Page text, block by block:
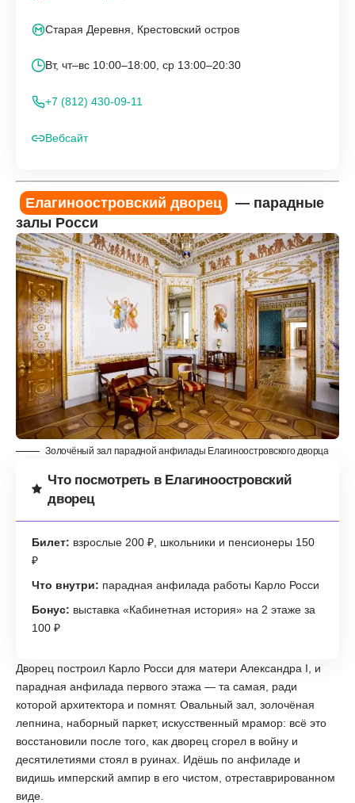
Старая Деревня, Крестовский остров
Вт, чт–вс 10:00–18:00, ср 13:00–20:30
+7 (812) 430-09-11
Вебсайт
Елагиноостровский дворец
— парадные
залы Росси
Золочёный зал парадной анфилады Елагиноостровского дворца
Что посмотреть в Елагиноостровский
дворец
Билет: взрослые 200 ₽, школьники и пенсионеры 150
₽
Что внутри: парадная анфилада работы Карло Росси
Бонус: выставка «Кабинетная история» на 2 этаже за
100 ₽
Дворец построил Карло Росси для матери Александра I, и
парадная анфилада первого этажа — та самая, ради
которой архитектора и помнят. Овальный зал, золочёная
лепнина, наборный паркет, искусственный мрамор: всё это
восстановили после того, как дворец сгорел в войну и
десятилетиями стоял в руинах. Идёшь по анфиладе и
видишь имперский ампир в его чистом, отреставрированном
виде.